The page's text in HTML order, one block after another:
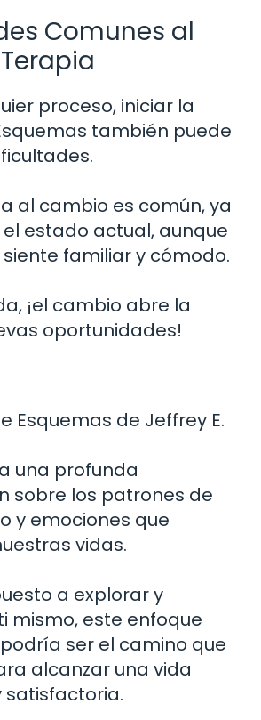
Comunes al
proceso, iniciar la
también puede
al cambio es común, ya
estado actual, aunque
familiar y cómodo.
¡el cambio abre la
oportunidades!
Esquemas de Jeffrey E.
una profunda
sobre los patrones de
y emociones que
vidas.
a explorar y
mismo, este enfoque
ser el camino que
alcanzar una vida
satisfactoria.